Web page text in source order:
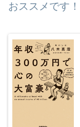
おススメです！